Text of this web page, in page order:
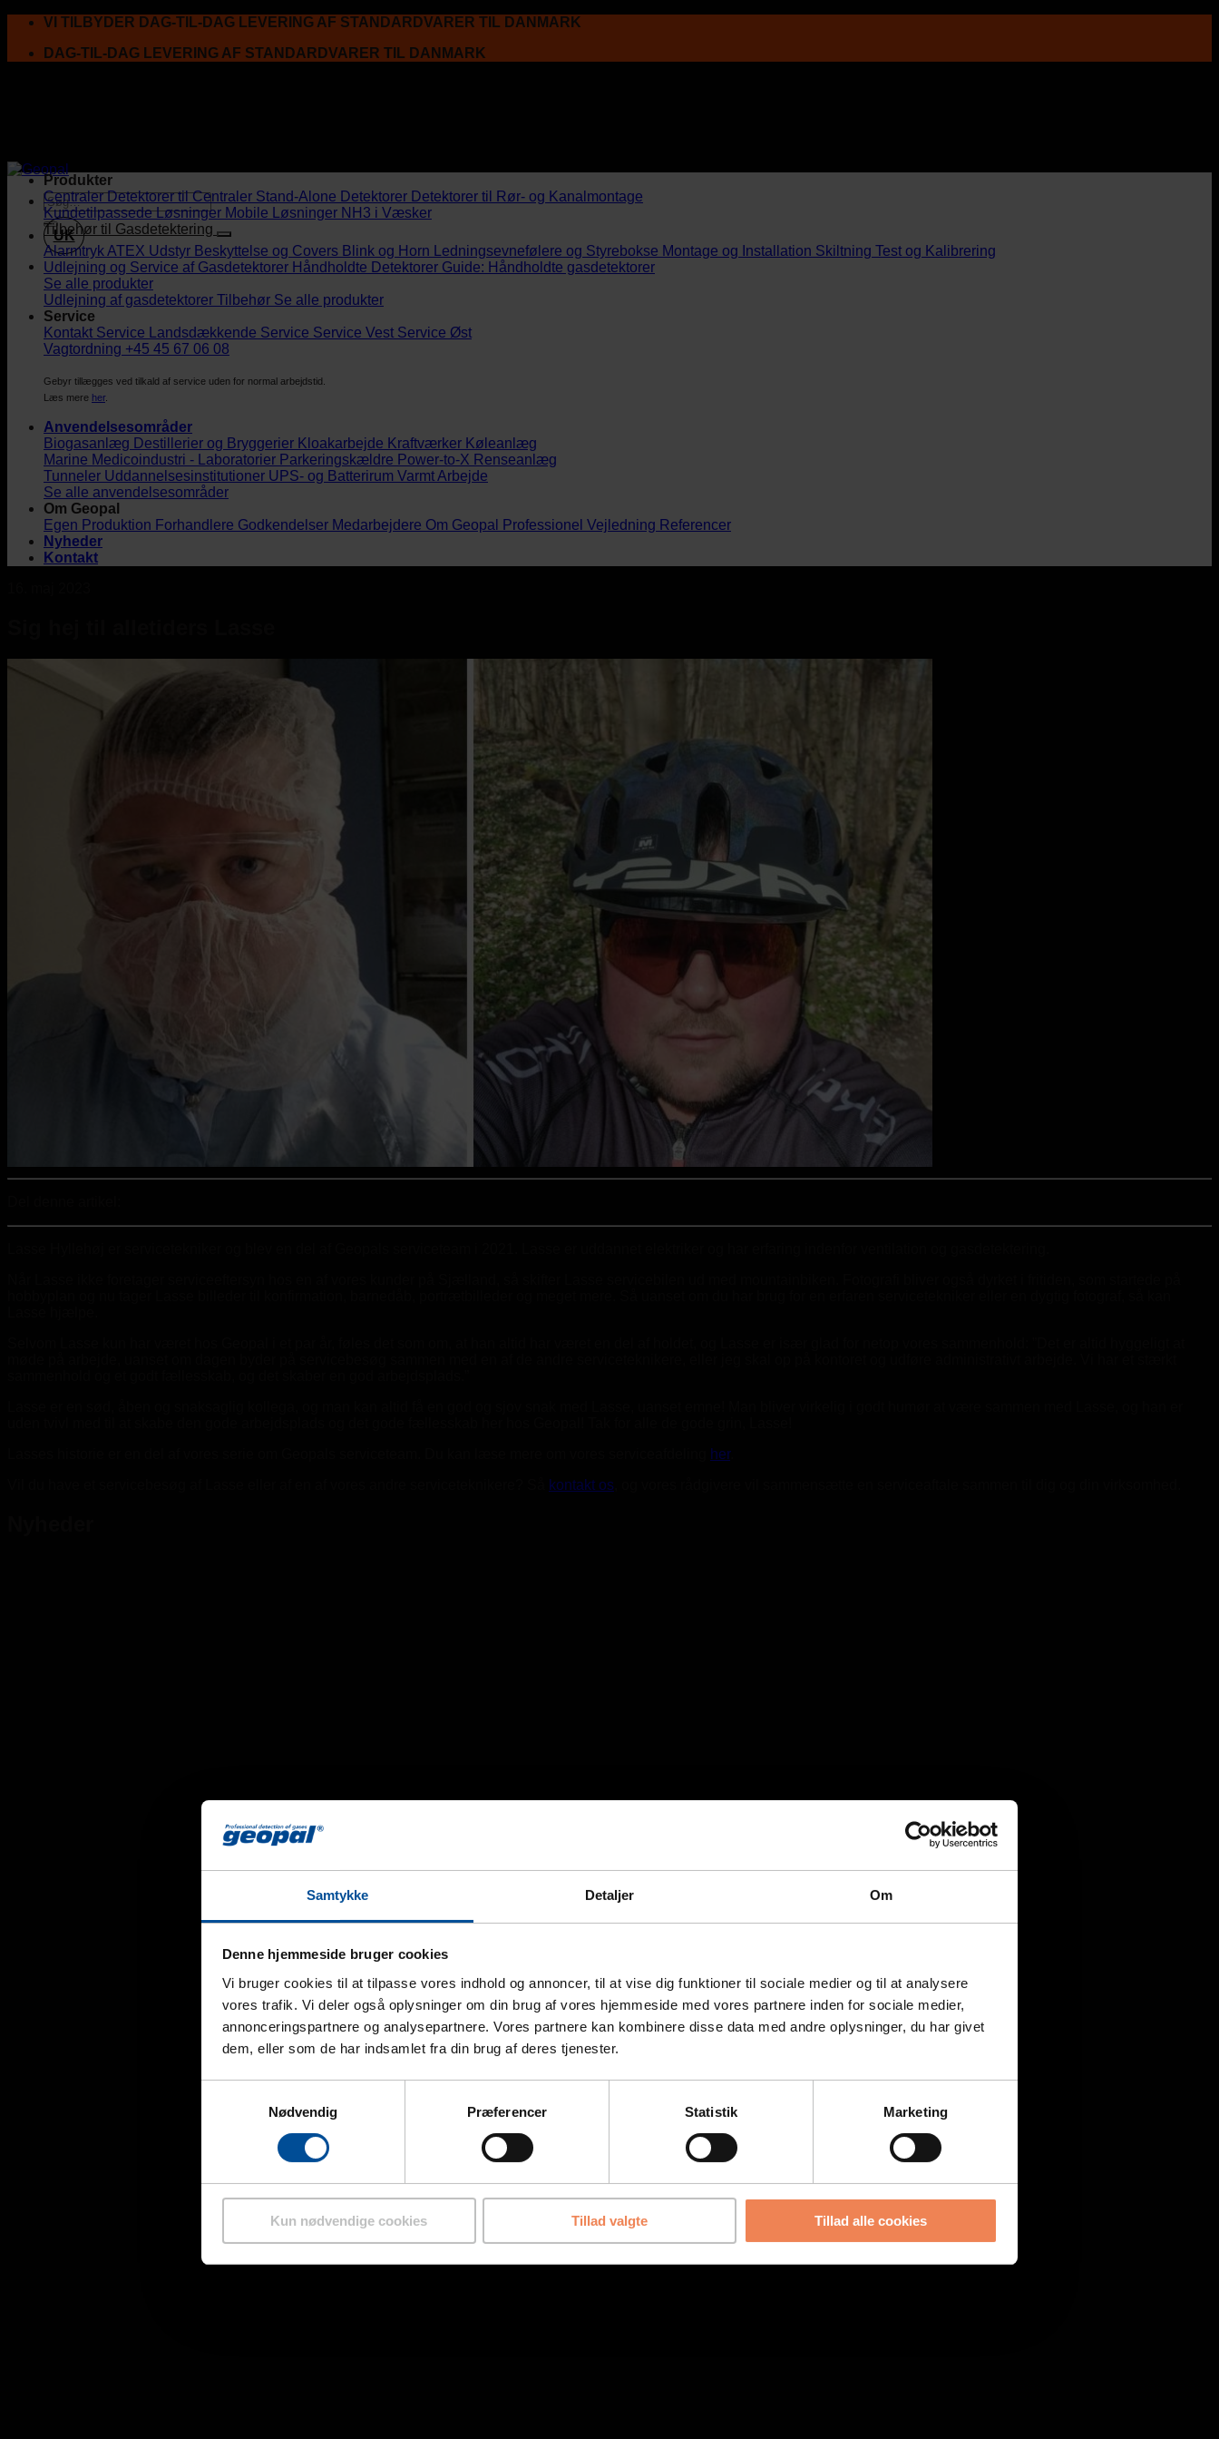
Samtykke Detaljer Om
Denne hjemmeside bruger cookies
Vi bruger cookies til at tilpasse vores indhold og annoncer, til at vise dig funktioner til sociale medier og til at analysere
vores trafik. Vi deler også oplysninger om din brug af vores hjemmeside med vores partnere inden for sociale medier,
annonceringspartnere og analysepartnere. Vores partnere kan kombinere disse data med andre oplysninger, du har givet
dem, eller som de har indsamlet fra din brug af deres tjenester.
Nødvendig
Præferencer Statistik Marketing
Kun nødvendige cookies Tillad valgte Tillad alle cookies
Fortsæt
indhold
VI TILBYDER DAG-TIL-DAG LEVERING AF STANDARDVARER TIL DANMARK
DAG-TIL-DAG LEVERING AF STANDARDVARER TIL DANMARK
UK
Produkter
Centraler Detektorer til Centraler Stand-Alone Detektorer Detektorer til Rør- og Kanalmontage
Kundetilpassede Løsninger Mobile Løsninger NH3 i Væsker
Tilbehør til Gasdetektering
AlarmtrykATEX Udstyr Beskyttelse og Covers Blink og Horn Ledningsevnefølere og Styrebokse Montage og Installation Skiltning Test og Kalibrering
Udlejning og Service af Gasdetektorer Håndholdte Detektorer Guide: Håndholdte gasdetektorer
Se alle produkter
Udlejning af gasdetektorer Tilbehør Se alle produkter
Service
Kontakt Service
Landsdækkende Service Service Vest Service Øst
Vagtordning +45 45 67 06 08
Gebyr tillægges ved tilkald af service uden for normal arbejdstid.
Læs mere her.
Anvendelsesområder
Biogasanlæg Destillerier og Bryggerier Kloakarbejde Kraftværker Køleanlæg
Marine Medicoindustri - Laboratorier Parkeringskældre Power-to-X Renseanlæg
Tunneler Uddannelsesinstitutioner UPS- og Batterirum Varmt Arbejde
Se alle anvendelsesområder
Om Geopal
Egen Produktion Forhandlere Godkendelser Medarbejdere Om Geopal Professionel Vejledning Referencer
Nyheder
Kontakt
her.
kontakt os